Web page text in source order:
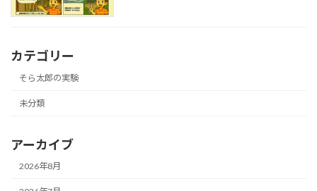
カテゴリー
そら太郎の実験
未分類
アーカイブ
2026年8月